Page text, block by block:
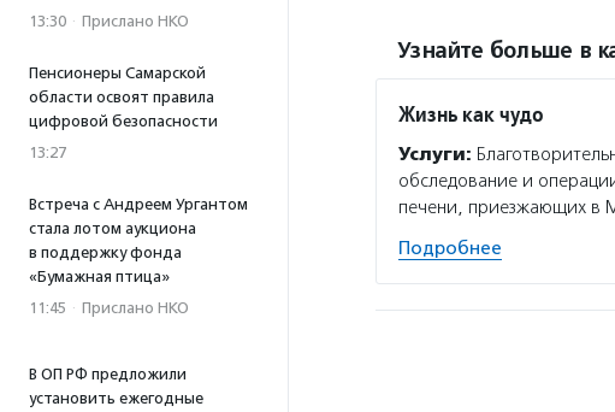
13:30 · Прислано НКО
Пенсионеры Самарской
области освоят правила
цифровой безопасности
13:27
Встреча с Андреем Ургантом
стала лотом аукциона
в поддержку фонда
«Бумажная птица»
11:45 · Прислано НКО
В ОП РФ предложили
установить ежегодные
Узнайте больше в
Жизнь как чудо
Услуги:
обследование и
печени, приезжающих в
Подробнее